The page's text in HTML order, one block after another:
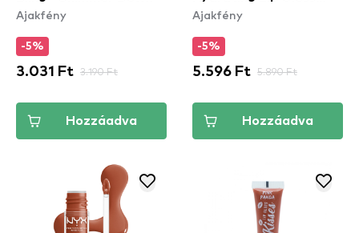
Ajakfény
-5%
3.031 Ft 3.190 Ft
Hozzáadva
Stain - 12 Burst That
Ajakfény
-5%
5.596 Ft 5.890 Ft
Hozzáadva